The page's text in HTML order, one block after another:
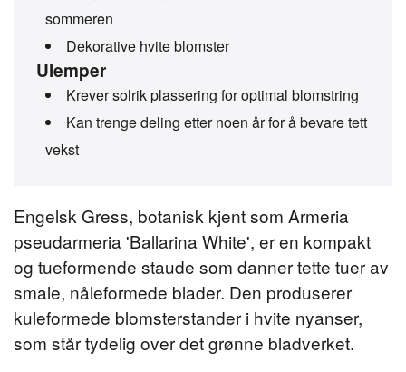
Engelsk Gress, botanisk kjent som Armeria
pseudarmeria 'Ballarina White', er en kompakt
og tueformende staude som danner tette tuer av
smale, nåleformede blader. Den produserer
kuleformede blomsterstander i hvite nyanser,
som står tydelig over det grønne bladverket.
sommeren
Dekorative hvite blomster
Ulemper
Krever solrik plassering for optimal blomstring
Kan trenge deling etter noen år for å bevare tett
vekst